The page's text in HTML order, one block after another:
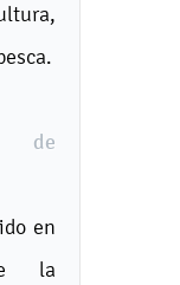
de
en
la